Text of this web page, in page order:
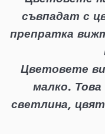
съвпадат с
препратка
Цветовете
малко.
светлина,